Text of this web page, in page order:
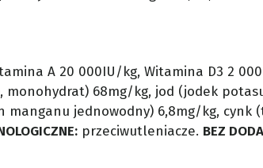
A 20 000IU/kg, Witamina D3 2
monohydrat) 68mg/kg, jod (jodek
manganu jednowodny) 6,8mg/kg,
przeciwutleniacze. BEZ